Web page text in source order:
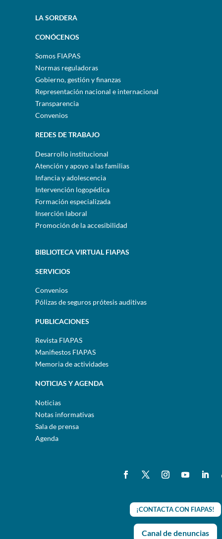
LA SORDERA
CONÓCENOS
Somos FIAPAS
Normas reguladoras
Gobierno, gestión y finanzas
Representación nacional e internacional
Transparencia
Convenios
REDES DE TRABAJO
Desarrollo institucional
Atención y apoyo a las familias
Infancia y adolescencia
Intervención logopédica
Formación especializada
Inserción laboral
Promoción de la accesibilidad
BIBLIOTECA VIRTUAL FIAPAS
SERVICIOS
Convenios
Pólizas de seguros prótesis auditivas
PUBLICACIONES
Revista FIAPAS
Manifiestos FIAPAS
Memoria de actividades
NOTICIAS Y AGENDA
Noticias
Notas informativas
Sala de prensa
Agenda
¡CONTACTA CON FIAPAS!
Canal de denuncias